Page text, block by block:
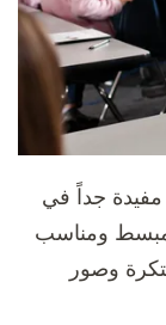
مفيدة جداً في
مبسط ومناسب
وصور